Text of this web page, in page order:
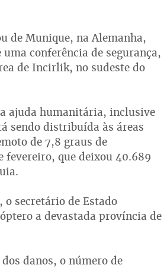
de Munique, na Alemanha,
conferência de segurança,
de Incirlik, no sudeste do
ajuda humanitária, inclusive
sendo distribuída às áreas
de 7,8 graus de
fevereiro, que deixou 40.689
o secretário de Estado
a devastada província de
danos, o número de